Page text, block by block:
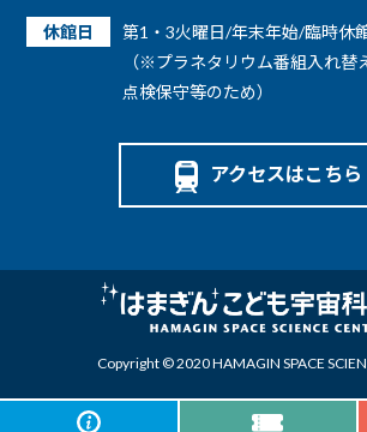
休館日
第1・3火曜日/年末年始/臨時休
（※プラネタリウム番組入れ替
点検保守等のため）
アクセスはこちら
Copyright © 2020 HAMAGIN SPACE